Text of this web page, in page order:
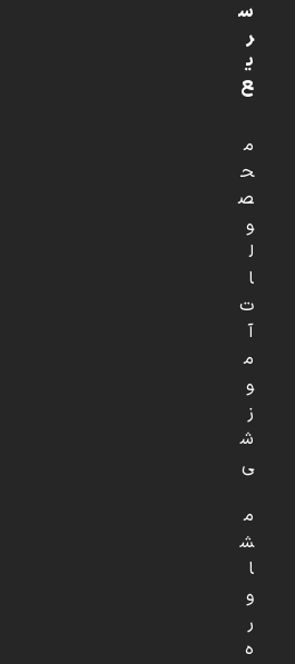
س
ر
ی
ع
م
ح
ص
و
ل
ا
ت
آ
م
و
ز
ش
ی
م
ش
ا
و
ر
ه